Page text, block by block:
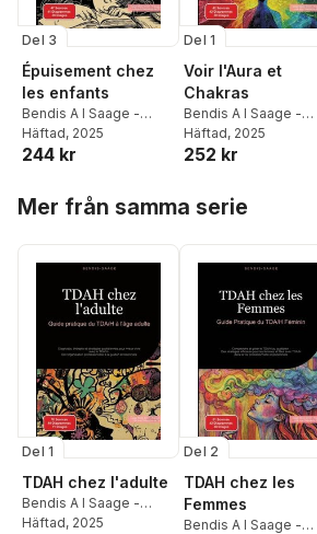
Del 3
Épuisement chez
les enfants
Bendis A I Saage -
Français
Häftad, 2025
244 kr
Del 1
Voir l'Aura et
Chakras
Bendis A I Saage -
Français
Häftad, 2025
252 kr
Mer från samma serie
Del 1
TDAH chez l'adulte
Bendis A I Saage -
Français
Häftad, 2025
Del 2
TDAH chez les
Femmes
Bendis A I Saage -